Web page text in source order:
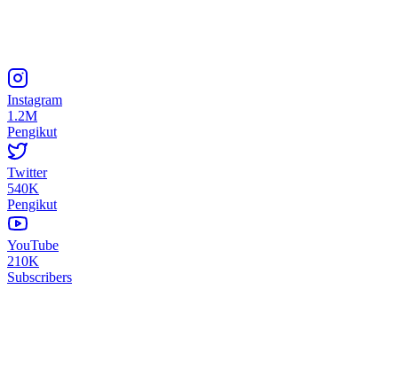
Instagram
1.2M
Pengikut
Twitter
540K
Pengikut
YouTube
210K
Subscribers